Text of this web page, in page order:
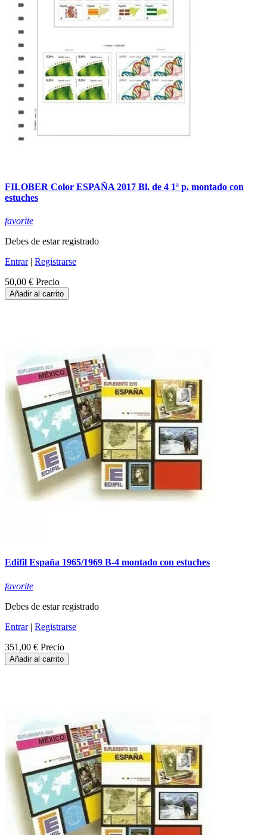
FILOBER Color ESPAÑA 2017 Bl. de 4 1ª p. montado con
estuches
favorite
Debes de estar registrado
Entrar| Registrarse
50,00 € Precio
Añadir al carrito
Edifil España 1965/1969 B-4 montado con estuches
favorite
Debes de estar registrado
Entrar| Registrarse
351,00 € Precio
Añadir al carrito